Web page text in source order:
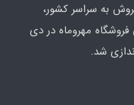
به سراسر کشور،
مهروماه در دی